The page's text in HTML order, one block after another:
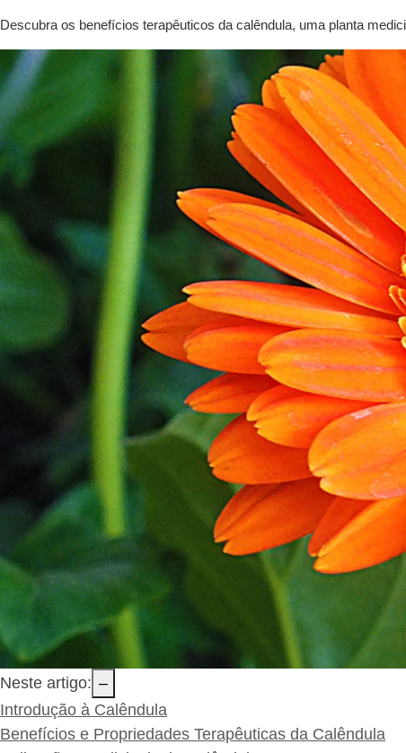
Descubra os benefícios terapêuticos da calêndula, uma planta
Neste artigo: –
Introdução à Calêndula
Benefícios e Propriedades Terapêuticas da Calêndula